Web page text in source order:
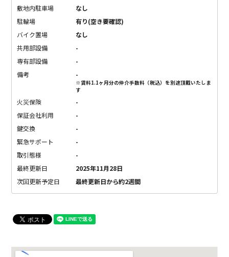
敷地内駐車場
なし
駐輪場
有り(空き要確認)
バイク置場
なし
共用部設備
-
専有部設備
-
備考
-
※賃料1.1ヶ月分の仲介手数料（税込）を別途頂戴いたしま
す
火災保険
-
保証会社利用
-
鍵交換
-
緊急サポート
-
取引態様
-
最終更新日
2025年11月28日
次回更新予定日
最終更新日から約2週間